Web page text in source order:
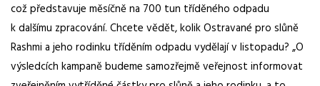
což představuje měsíčně na 700 tun tříděného odpadu
k dalšímu zpracování. Chcete vědět, kolik Ostravané pro slůně
Rashmi a jeho rodinku tříděním odpadu vydělají v listopadu? „O
výsledcích kampaně budeme samozřejmě veřejnost informovat